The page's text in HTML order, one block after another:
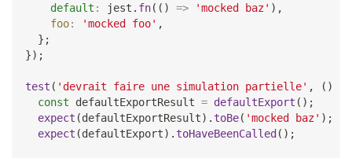
default : jest . fn( ( ) => 'mocked baz' ) ,
foo: 'mocked foo' ,
} ;
}) ;
test ( 'devrait faire une simulation partielle' , ( )
const defaultExportResult = defaultExport ( ) ;
expect (defaultExportResult) . toBe( 'mocked baz' ) ;
expect (defaultExport) . toHaveBeenCalled ( ) ;